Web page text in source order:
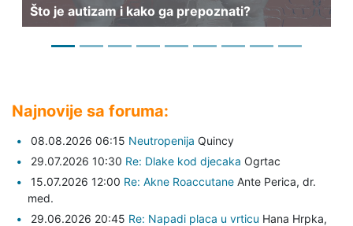
Što je autizam i kako ga prepoznati?
Najnovije sa foruma:
08.08.2026 06:15 Neutropenija Quincy
29.07.2026 10:30 Re: Dlake kod djecaka Ogrtac
15.07.2026 12:00 Re: Akne Roaccutane Ante Perica, dr.
med.
29.06.2026 20:45 Re: Napadi placa u vrticu Hana Hrpka,